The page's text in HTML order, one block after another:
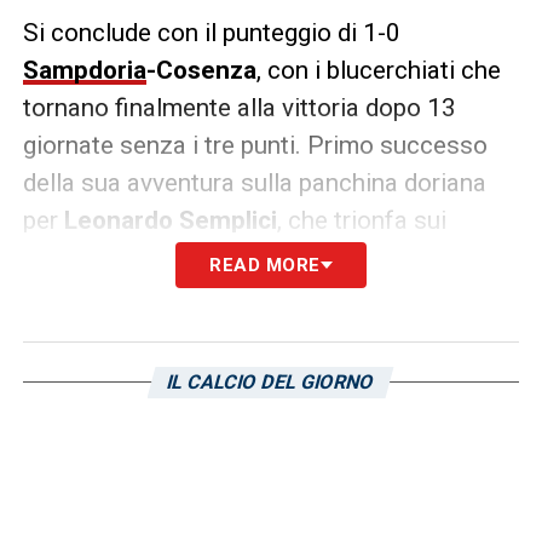
Si conclude con il punteggio di 1-0
Sampdoria-Cosenza, con i blucerchiati che
tornano finalmente alla vittoria dopo 13
giornate senza i tre punti. Primo successo
della sua avventura sulla panchina doriana
per Leonardo Semplici, che trionfa sui
rossoblu grazie alla rete diFabio Depaoli
finale di primo tempo.
molto positiva la prova dell’allenatore
READ MORE
IL CALCIO DEL GIORNO